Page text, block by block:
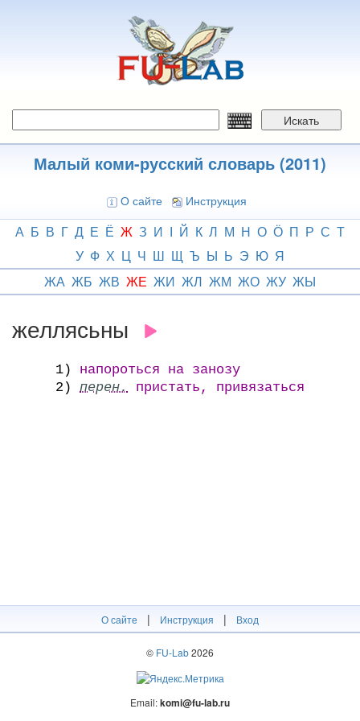
Искать
Малый коми-русский словарь (2011)
О сайте Инструкция
А Б В Г Д Е Ё Ж З И І Й К Л М Н О Ӧ П Р С Т
У Ф Х Ц Ч Ш Щ Ъ Ы Ь Э Ю Я
ЖА ЖБ ЖВ ЖЕ ЖИ ЖЛ ЖМ ЖО ЖУ ЖЫ
желлясьны
1)
напороться на занозу
2)
перен. пристать, привязаться
О сайте | Инструкция | Вход
© FU-Lab2026
Email:komi@fu-lab.ru